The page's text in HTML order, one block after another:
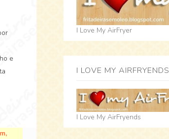
e
I Love My AirFryer
I LOVE MY AIRFRYENDS
I Love My AirFryends